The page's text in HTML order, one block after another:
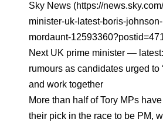
Sky News (https://
minister-uk-latest-boris-
mordaunt-
Next UK prime minister — latest:
rumours as candidates urged to
and work together
More than half of Tory MPs
their pick in the race to be PM,